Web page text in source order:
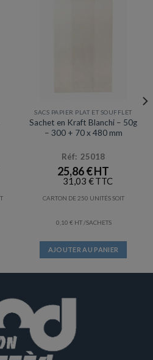
SACS PAPIER PLAT ET SOUFFLET
Sachet en Kraft Blanchi – 50g
– 300 + 70 x 480 mm
Réf: 25018
25,86€
31,03 €
CARTON DE 250 UNITÉS SOIT
0,10 € /SACHETS
AJOUTER AU PANIER